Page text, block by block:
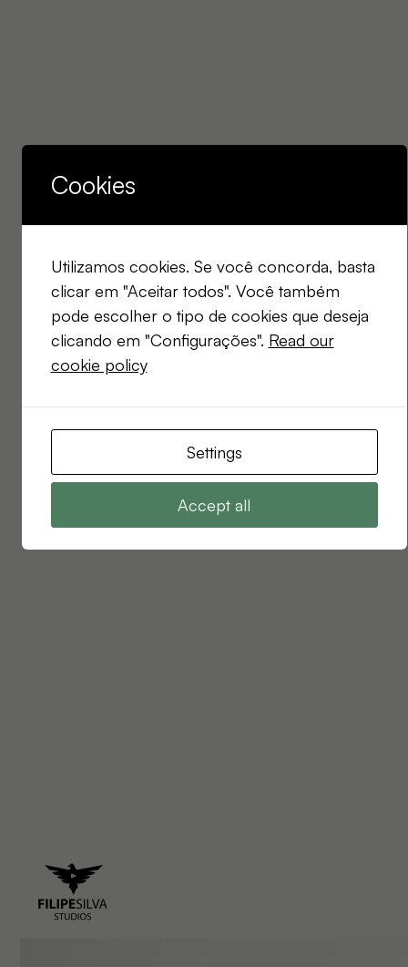
Cookies
Utilizamos cookies. Se você concorda, basta
clicar em "Aceitar todos". Você também
pode escolher o tipo de cookies que deseja
clicando em "Configurações". Read our
cookie policy
Settings
Accept all